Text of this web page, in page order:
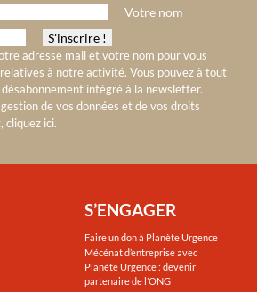
Votre nom
adresse mail et votre nom pour vous
à notre activité. Vous pouvez à tout
intégré à la newsletter.
de vos données et de vos droits
cliquez ici.
S’ENGAGER
Faire un don à Planète Urgence
Mécénat d’entreprise avec
Planète Urgence : devenir
partenaire de l’ONG